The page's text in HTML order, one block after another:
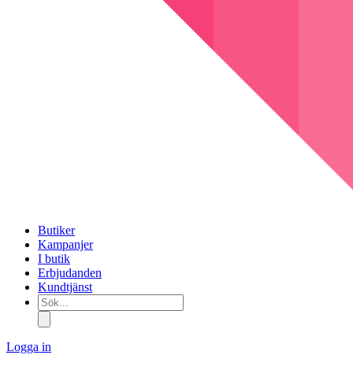
Butiker
Kampanjer
I butik
Erbjudanden
Kundtjänst
Sök...
Logga in